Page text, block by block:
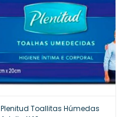
Plenitud Toallitas Húmedas